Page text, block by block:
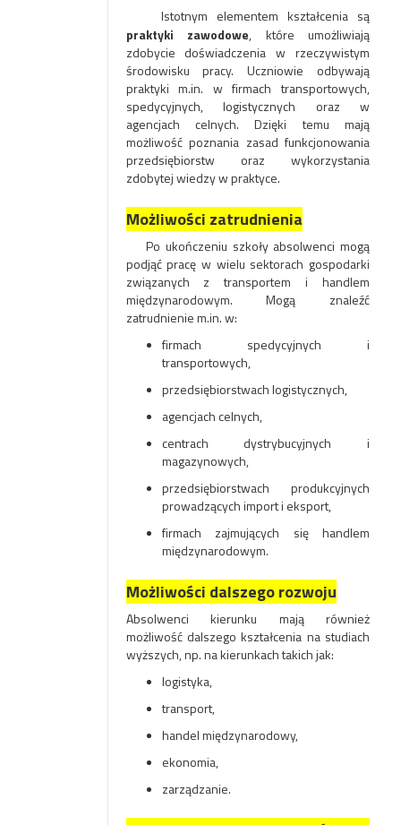
Istotnym elementem kształcenia są
praktyki zawodowe, które umożliwiają
zdobycie doświadczenia w rzeczywistym
środowisku pracy. Uczniowie odbywają
praktyki m.in. w firmach transportowych,
spedycyjnych, logistycznych oraz w
agencjach celnych. Dzięki temu mają
możliwość poznania zasad funkcjonowania
przedsiębiorstw oraz wykorzystania
zdobytej wiedzy w praktyce.
Możliwości zatrudnienia
Po ukończeniu szkoły absolwenci mogą
podjąć pracę w wielu sektorach gospodarki
związanych z transportem i handlem
międzynarodowym. Mogą znaleźć
zatrudnienie m.in. w:
firmach spedycyjnych i
transportowych,
przedsiębiorstwach logistycznych,
agencjach celnych,
centrach dystrybucyjnych i
magazynowych,
przedsiębiorstwach produkcyjnych
prowadzących import i eksport,
firmach zajmujących się handlem
międzynarodowym.
Możliwości dalszego rozwoju
Absolwenci kierunku mają również
możliwość dalszego kształcenia na studiach
wyższych, np. na kierunkach takich jak:
logistyka,
transport,
handel międzynarodowy,
ekonomia,
zarządzanie.